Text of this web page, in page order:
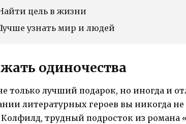
цель в жизни
узнать мир и людей
одиночества
только лучший подарок, но иногда и
литературных героев вы никогда не
трудный подросток из романа